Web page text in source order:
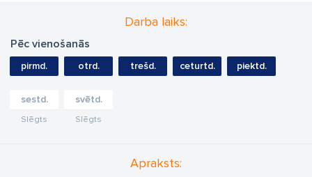
Darba laiks:
Pēc vienošanās
pirmd. otrd. trešd. ceturtd. piektd.
sestd.
Slēgts
svētd.
Slēgts
Apraksts: